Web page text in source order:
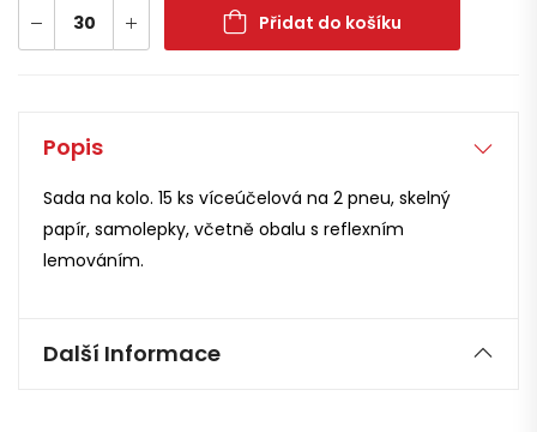
Přidat do košíku
Popis
Sada na kolo. 15 ks víceúčelová na 2 pneu, skelný
papír, samolepky, včetně obalu s reflexním
lemováním.
Další Informace